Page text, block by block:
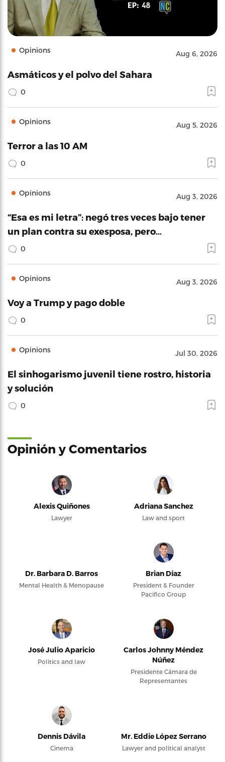
Opinions Aug 6, 2026
Asmáticos y el polvo del Sahara
0
Opinions Aug 5, 2026
Terror a las 10 AM
0
Opinions Aug 3, 2026
“Esa es mi letra”: negó tres veces bajo tener
un plan contra su exesposa, pero…
0
Opinions Aug 3, 2026
Voy a Trump y pago doble
0
Opinions Jul 30, 2026
El sinhogarismo juvenil tiene rostro, historia
y solución
0
Opinión y Comentarios
Alexis Quiñones
Lawyer
Adriana Sanchez
Law and sport
Dr. Barbara D. Barros
Mental Health & Menopause
Brian Díaz
President & Founder
Pacifico Group
José Julio Aparicio
Politics and law
Carlos Johnny Méndez
Núñez
Presidente Cámara de
Representantes
Dennis Dávila
Cinema
Mr. Eddie López Serrano
Lawyer and political analyst